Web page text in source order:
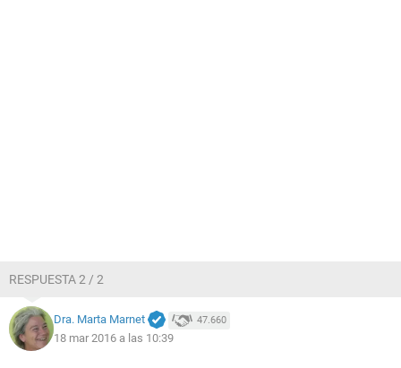
RESPUESTA 2 / 2
Dra. Marta Marnet 47.660
18 mar 2016 a las 10:39